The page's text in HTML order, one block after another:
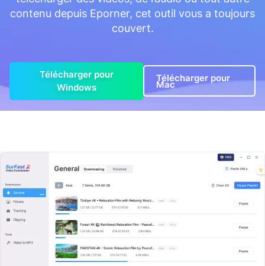
contenu depuis Eporner, cet outil vous a toujours
couvert.
Télécharger pour
Windows
Télécharger pour
Mac